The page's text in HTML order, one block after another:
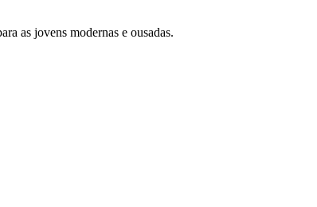
as jovens modernas e ousadas.